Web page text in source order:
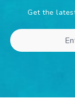
Get the